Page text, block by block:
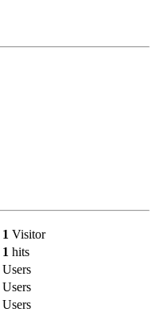
1 Visitor
1 hits
Users
Users
Users